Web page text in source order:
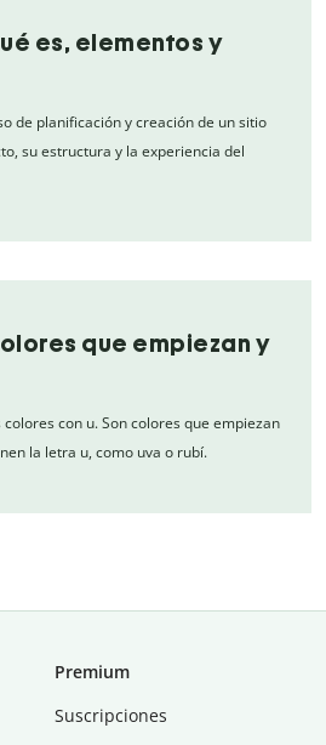
es, elementos y
de planificación y creación de un sitio
su estructura y la experiencia del
que empiezan y
con u. Son colores que empiezan
la letra u, como uva o rubí.
Premium
Suscripciones